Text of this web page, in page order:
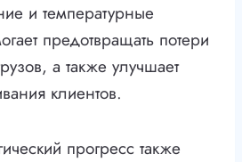
и температурные
предотвращать потери
а также улучшает
клиентов.
прогресс также